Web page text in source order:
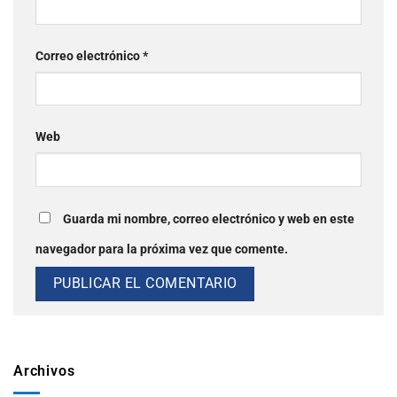
Archivos
Correo electrónico*
Web
Guarda mi nombre, correo electrónico y web en este
navegador para la próxima vez que comente.